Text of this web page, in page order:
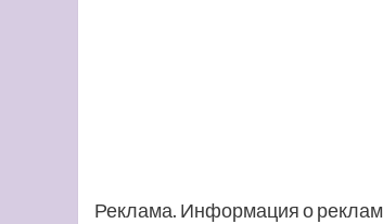
Реклама. Информация о